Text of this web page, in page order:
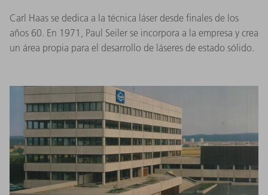
Carl Haas se dedica a la técnica láser desde finales de los
años 60. En 1971, Paul Seiler se incorpora a la empresa y crea
un área propia para el desarrollo de láseres de estado sólido.